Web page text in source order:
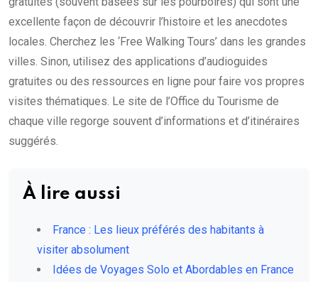
excellente façon de découvrir l’histoire et les anecdotes
locales. Cherchez les ‘Free Walking Tours’ dans les grandes
villes. Sinon, utilisez des applications d’audioguides
gratuites ou des ressources en ligne pour faire vos propres
visites thématiques. Le site de l’Office du Tourisme de
chaque ville regorge souvent d’informations et d’itinéraires
suggérés.
À lire aussi
France : Les lieux préférés des habitants à
visiter absolument
Idées de Voyages Solo et Abordables en France